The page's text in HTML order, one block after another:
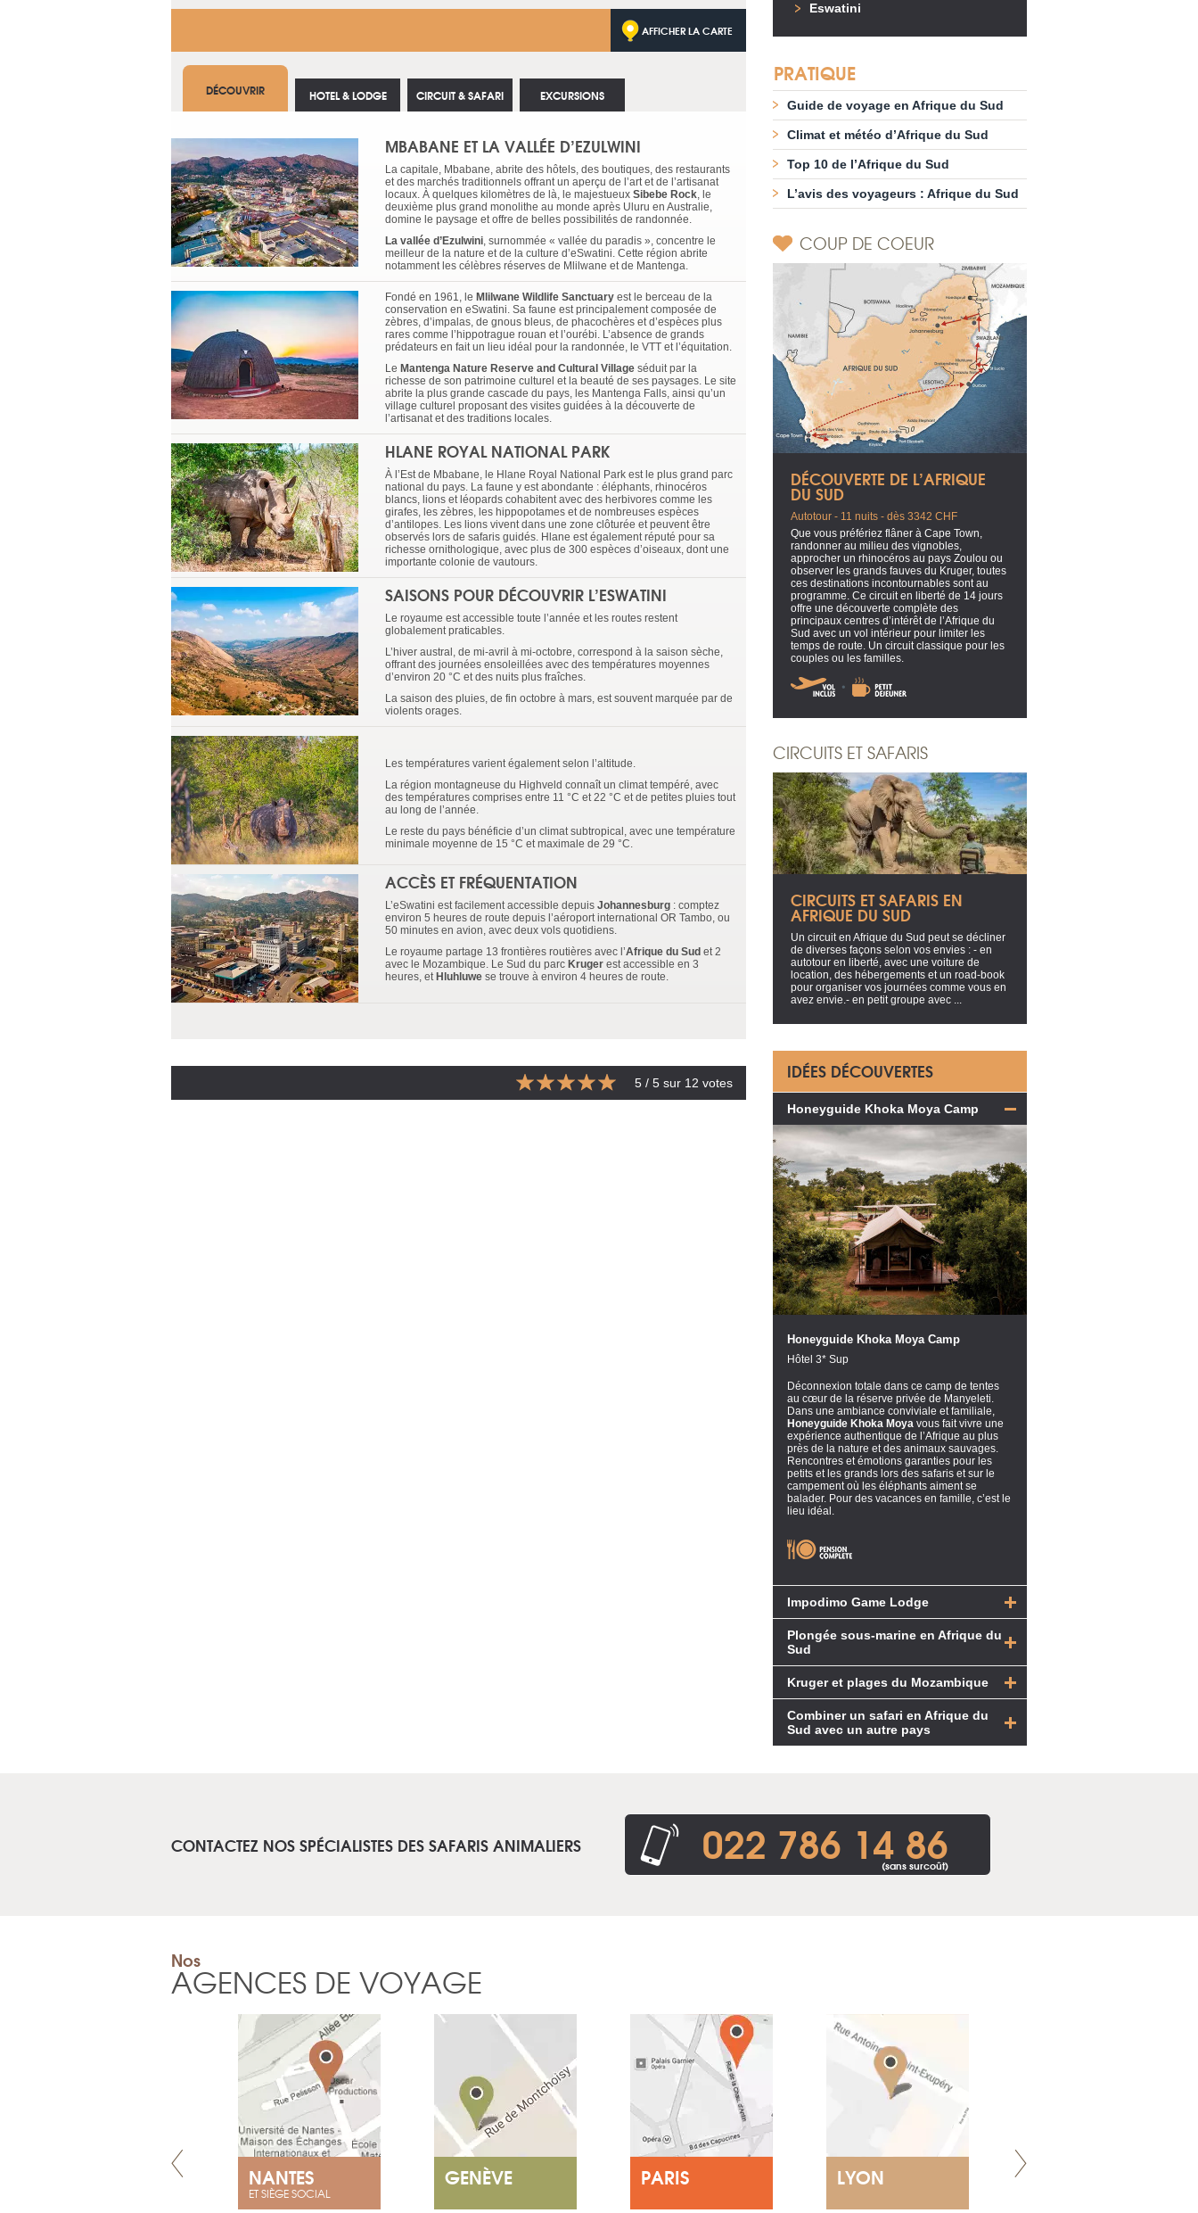
AFFICHER LA CARTE
DÉCOUVRIR
MBABANE ET LA VALLÉE D’EZULWINI
La capitale, Mbabane, abrite des hôtels, des boutiques, des restaurants
et des marchés traditionnels offrant un aperçu de l’art et de l’artisanat
locaux. À quelques kilomètres de là, le majestueux Sibebe Rock, le
deuxième plus grand monolithe au monde après Uluru en Australie,
domine le paysage et offre de belles possibilités de randonnée.
La vallée d’Ezulwini, surnommée « vallée du paradis », concentre le
meilleur de la nature et de la culture d’eSwatini. Cette région abrite
notamment les célèbres réserves de Mlilwane et de Mantenga.
Fondé en 1961, le Mlilwane Wildlife Sanctuary est le berceau de la
conservation en eSwatini. Sa faune est principalement composée de
zèbres, d’impalas, de gnous bleus, de phacochères et d’espèces plus
rares comme l’hippotrague rouan et l’ourébi. L’absence de grands
prédateurs en fait un lieu idéal pour la randonnée, le VTT et l’équitation.
Le Mantenga Nature Reserve and Cultural Village séduit par la
richesse de son patrimoine culturel et la beauté de ses paysages. Le site
abrite la plus grande cascade du pays, les Mantenga Falls, ainsi qu’un
village culturel proposant des visites guidées à la découverte de
l’artisanat et des traditions locales.
HLANE ROYAL NATIONAL PARK
À l’Est de Mbabane, le Hlane Royal National Park est le plus grand parc
national du pays. La faune y est abondante : éléphants, rhinocéros
blancs, lions et léopards cohabitent avec des herbivores comme les
girafes, les zèbres, les hippopotames et de nombreuses espèces
d’antilopes. Les lions vivent dans une zone clôturée et peuvent être
observés lors de safaris guidés. Hlane est également réputé pour sa
richesse ornithologique, avec plus de 300 espèces d’oiseaux, dont une
importante colonie de vautours.
SAISONS POUR DÉCOUVRIR L’ESWATINI
Le royaume est accessible toute l’année et les routes restent
globalement praticables.
L’hiver austral, de mi-avril à mi-octobre, correspond à la saison sèche,
offrant des journées ensoleillées avec des températures moyennes
d’environ 20 °C et des nuits plus fraîches.
La saison des pluies, de fin octobre à mars, est souvent marquée par de
violents orages.
Les températures varient également selon l’altitude.
La région montagneuse du Highveld connaît un climat tempéré, avec
des températures comprises entre 11 °C et 22 °C et de petites pluies tout
au long de l’année.
Le reste du pays bénéficie d’un climat subtropical, avec une température
minimale moyenne de 15 °C et maximale de 29 °C.
ACCÈS ET FRÉQUENTATION
L’eSwatini est facilement accessible depuis Johannesburg : comptez
environ 5 heures de route depuis l’aéroport international OR Tambo, ou
50 minutes en avion, avec deux vols quotidiens.
Le royaume partage 13 frontières routières avec l’Afrique du Sud et 2
avec le Mozambique. Le Sud du parc Kruger est accessible en 3
heures, et Hluhluwe se trouve à environ 4 heures de route.
HOTEL & LODGE CIRCUIT & SAFARI EXCURSIONS
5 / 5 sur 12 votes
Eswatini
PRATIQUE
Guide de voyage en Afrique du Sud
Climat et météo d’Afrique du Sud
Top 10 de l’Afrique du Sud
L’avis des voyageurs : Afrique du Sud
COUP DE COEUR
DÉCOUVERTE DE L’AFRIQUE
DU SUD
Autotour - 11 nuits - dès 3342 CHF
Que vous préfériez flâner à Cape Town,
randonner au milieu des vignobles,
approcher un rhinocéros au pays Zoulou ou
observer les grands fauves du Kruger, toutes
ces destinations incontournables sont au
programme. Ce circuit en liberté de 14 jours
offre une découverte complète des
principaux centres d’intérêt de l’Afrique du
Sud avec un vol intérieur pour limiter les
temps de route. Un circuit classique pour les
couples ou les familles.
CIRCUITS ET SAFARIS
CIRCUITS ET SAFARIS EN
AFRIQUE DU SUD
Un circuit en Afrique du Sud peut se décliner
de diverses façons selon vos envies : - en
autotour en liberté, avec une voiture de
location, des hébergements et un road-book
pour organiser vos journées comme vous en
avez envie.- en petit groupe avec ...
IDÉES DÉCOUVERTES
Honeyguide Khoka Moya Camp
Honeyguide Khoka Moya Camp
Hôtel 3* Sup
Déconnexion totale dans ce camp de tentes
au cœur de la réserve privée de Manyeleti.
Dans une ambiance conviviale et familiale,
Honeyguide Khoka Moya vous fait vivre une
expérience authentique de l’Afrique au plus
près de la nature et des animaux sauvages.
Rencontres et émotions garanties pour les
petits et les grands lors des safaris et sur le
campement où les éléphants aiment se
balader. Pour des vacances en famille, c’est le
lieu idéal.
Impodimo Game Lodge
Plongée sous-marine en Afrique du
Sud
Kruger et plages du Mozambique
Combiner un safari en Afrique du
Sud avec un autre pays
CONTACTEZ NOS SPÉCIALISTES DES SAFARIS ANIMALIERS 022 786 14 86
(sans surcoût)
Nos
AGENCES DE VOYAGE
NANTES
ET SIÈGE SOCIAL
GENÈVE PARIS LYON